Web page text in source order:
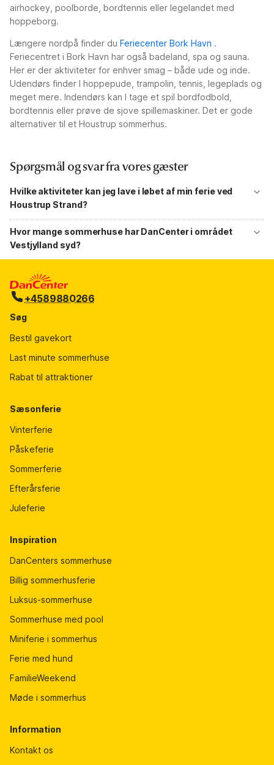
airhockey, poolborde, bordtennis eller legelandet med
hoppeborg.
Længere nordpå finder du Feriecenter Bork Havn .
Feriecentret i Bork Havn har også badeland, spa og sauna.
Her er der aktiviteter for enhver smag – både ude og inde.
Udendørs finder I hoppepude, trampolin, tennis, legeplads og
meget mere. Indendørs kan I tage et spil bordfodbold,
bordtennis eller prøve de sjove spillemaskiner. Det er gode
alternativer til et Houstrup sommerhus.
Spørgsmål og svar fra vores gæster
Hvilke aktiviteter kan jeg lave i løbet af min ferie ved
Houstrup Strand?
Hesteridning Fiske Besøge museer og vikingelandsbyen Lange
sommerdage på den fantastiske strand Gåtur på stranden LEGOLAND
Hvor mange sommerhuse har DanCenter i området
Vestjylland syd?
Der er mere end 1.200 DanCenter huse i Vestjylland syd.
+4589880266
Søg
Bestil gavekort
Last minute sommerhuse
Rabat til attraktioner
Sæsonferie
Vinterferie
Påskeferie
Sommerferie
Efterårsferie
Juleferie
Inspiration
DanCenters sommerhuse
Billig sommerhusferie
Luksus-sommerhuse
Sommerhuse med pool
Miniferie i sommerhus
Ferie med hund
FamilieWeekend
Møde i sommerhus
Information
Kontakt os